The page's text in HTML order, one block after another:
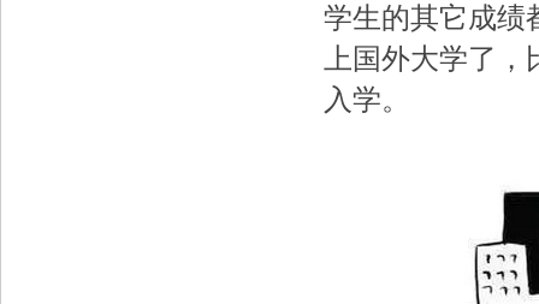
学生的其它成绩
上国外大学了
入学。